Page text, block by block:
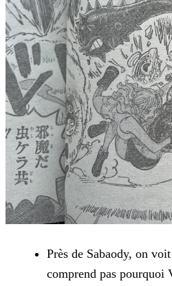
Près de Sabaody, on
comprend pas pourquoi